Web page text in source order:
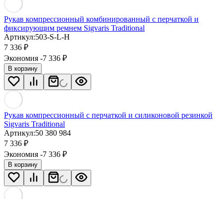
Рукав компрессионный комбинированный с перчаткой и
фиксирующим ремнем Sigvaris Traditional
Артикул:503-S-L-H
7 336 ₽
Экономия -7 336 ₽
В корзину
Рукав компрессионный с перчаткой и силиконовой резинкой
Sigvaris Traditional
Артикул:50 380 984
7 336 ₽
Экономия -7 336 ₽
В корзину